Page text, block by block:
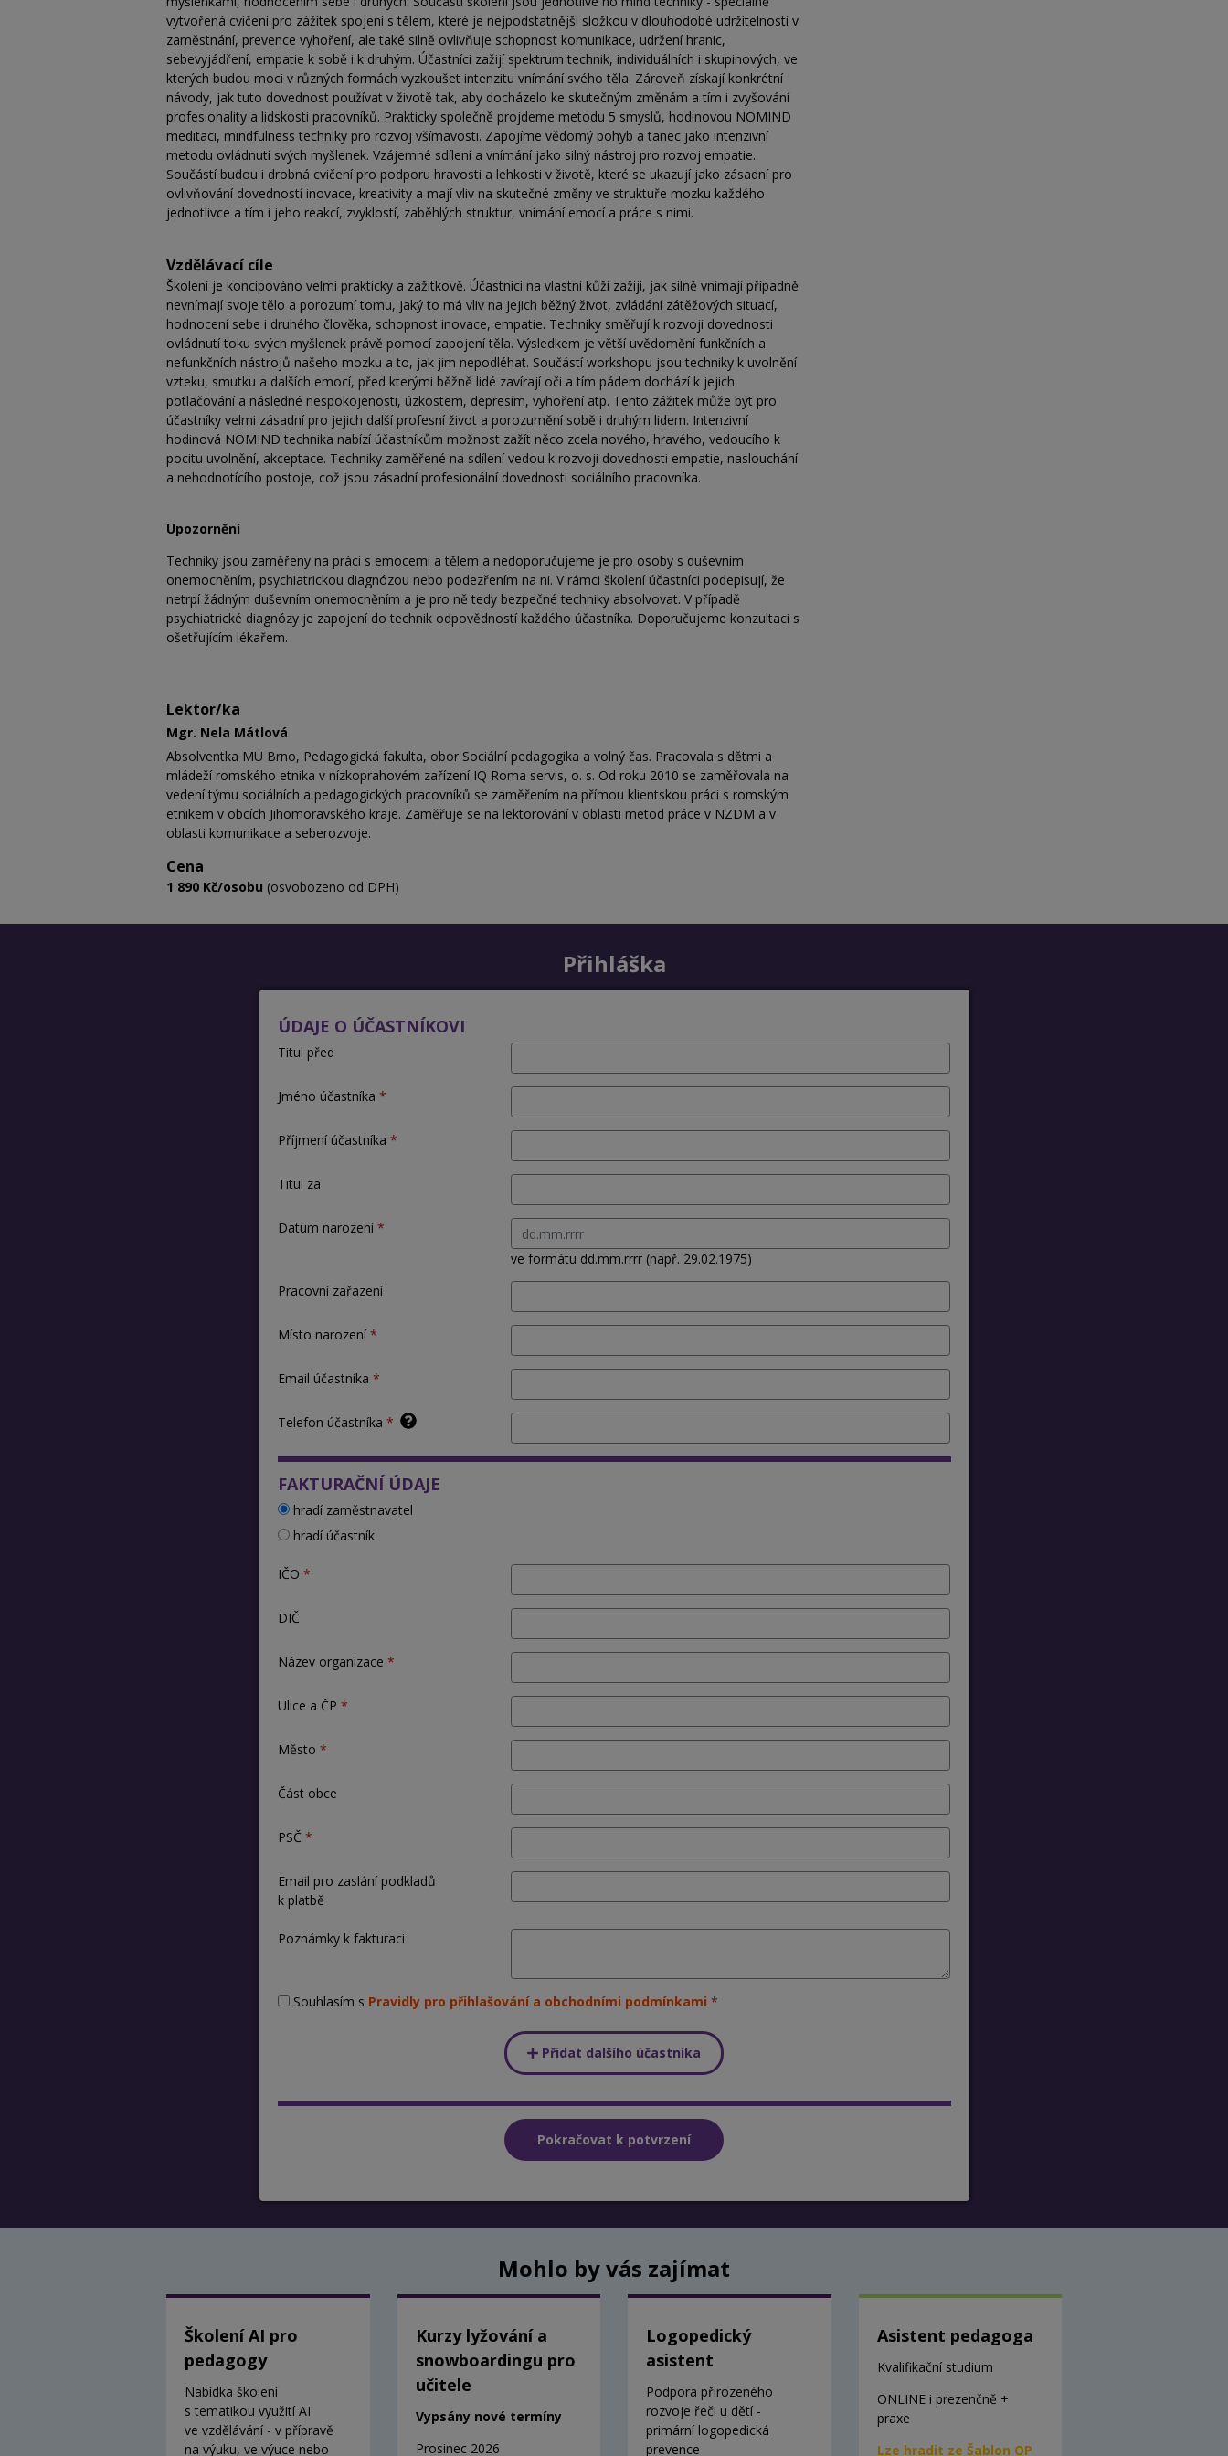
vytvořená cvičení pro zážitek spojení s tělem, které je nejpodstatnější složkou v dlouhodobé udržitelnosti v
zaměstnání, prevence vyhoření, ale také silně ovlivňuje schopnost komunikace, udržení hranic,
sebevyjádření, empatie k sobě i k druhým. Účastníci zažijí spektrum technik, individuálních i skupinových, ve
kterých budou moci v různých formách vyzkoušet intenzitu vnímání svého těla. Zároveň získají konkrétní
návody, jak tuto dovednost používat v životě tak, aby docházelo ke skutečným změnám a tím i zvyšování
profesionality a lidskosti pracovníků. Prakticky společně projdeme metodu 5 smyslů, hodinovou NOMIND
meditaci, mindfulness techniky pro rozvoj všímavosti. Zapojíme vědomý pohyb a tanec jako intenzivní
metodu ovládnutí svých myšlenek. Vzájemné sdílení a vnímání jako silný nástroj pro rozvoj empatie.
Součástí budou i drobná cvičení pro podporu hravosti a lehkosti v životě, které se ukazují jako zásadní pro
ovlivňování dovedností inovace, kreativity a mají vliv na skutečné změny ve struktuře mozku každého
jednotlivce a tím i jeho reakcí, zvyklostí, zaběhlých struktur, vnímání emocí a práce s nimi.
Vzdělávací cíle
Školení je koncipováno velmi prakticky a zážitkově. Účastníci na vlastní kůži zažijí, jak silně vnímají případně
nevnímají svoje tělo a porozumí tomu, jaký to má vliv na jejich běžný život, zvládání zátěžových situací,
hodnocení sebe i druhého člověka, schopnost inovace, empatie. Techniky směřují k rozvoji dovednosti
ovládnutí toku svých myšlenek právě pomocí zapojení těla. Výsledkem je větší uvědomění funkčních a
nefunkčních nástrojů našeho mozku a to, jak jim nepodléhat. Součástí workshopu jsou techniky k uvolnění
vzteku, smutku a dalších emocí, před kterými běžně lidé zavírají oči a tím pádem dochází k jejich
potlačování a následné nespokojenosti, úzkostem, depresím, vyhoření atp. Tento zážitek může být pro
účastníky velmi zásadní pro jejich další profesní život a porozumění sobě i druhým lidem. Intenzivní
hodinová NOMIND technika nabízí účastníkům možnost zažít něco zcela nového, hravého, vedoucího k
pocitu uvolnění, akceptace. Techniky zaměřené na sdílení vedou k rozvoji dovednosti empatie, naslouchání
a nehodnotícího postoje, což jsou zásadní profesionální dovednosti sociálního pracovníka.
Upozornění
Techniky jsou zaměřeny na práci s emocemi a tělem a nedoporučujeme je pro osoby s duševním
onemocněním, psychiatrickou diagnózou nebo podezřením na ni. V rámci školení účastníci podepisují, že
netrpí žádným duševním onemocněním a je pro ně tedy bezpečné techniky absolvovat. V případě
psychiatrické diagnózy je zapojení do technik odpovědností každého účastníka. Doporučujeme konzultaci s
ošetřujícím lékařem.
Lektor/ka
Mgr. Nela Mátlová
Absolventka MU Brno, Pedagogická fakulta, obor Sociální pedagogika a volný čas. Pracovala s dětmi a
mládeží romského etnika v nízkoprahovém zařízení IQ Roma servis, o. s. Od roku 2010 se zaměřovala na
vedení týmu sociálních a pedagogických pracovníků se zaměřením na přímou klientskou práci s romským
etnikem v obcích Jihomoravského kraje. Zaměřuje se na lektorování v oblasti metod práce v NZDM a v
oblasti komunikace a seberozvoje.
Cena
1 890 Kč/osobu (osvobozeno od DPH)
Přihláška
ÚDAJE O ÚČASTNÍKOVI
Titul před
Jméno účastníka
Příjmení účastníka
Titul za
Datum narození
ve formátu dd.mm.rrrr (např. 29.02.1975)
Pracovní zařazení
Místo narození
Email účastníka
Telefon účastníka
FAKTURAČNÍ ÚDAJE
hradí zaměstnavatel
hradí účastník
IČO
DIČ
Název organizace
Ulice a ČP
Město
Část obce
PSČ
Email pro zaslání podkladů
k platbě
Poznámky k fakturaci
Souhlasím s Pravidly pro přihlašování a obchodními podmínkami
Přidat dalšího účastníka
Mohlo by vás zajímat
Školení AI pro
pedagogy
Nabídka školení
s tematikou využití AI
ve vzdělávání - v přípravě
na výuku, ve výuce nebo
Kurzy lyžování a
snowboardingu pro
učitele
Vypsány nové termíny
Prosinec 2026
Logopedický
asistent
Podpora přirozeného
rozvoje řeči u dětí -
primární logopedická
prevence
Asistent pedagoga
Kvalifikační studium
ONLINE i prezenčně +
praxe
Lze hradit ze Šablon OP